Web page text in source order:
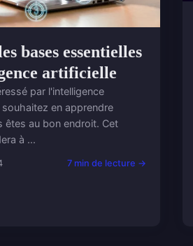
bases essentielles
artificielle
par l'intelligence
en apprendre
êtes au bon endroit. Cet
à ...
7 min de lecture →